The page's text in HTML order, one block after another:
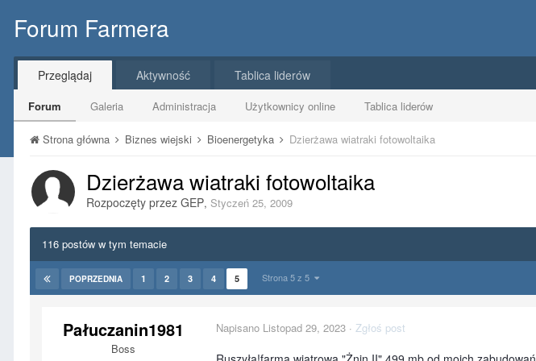
Forum Farmera
Przeglądaj
Forum Galeria Administracja Użytkownicy online Tablica liderów
Aktywność Tablica liderów
Strona główna Biznes wiejski Bioenergetyka Dzierżawa wiatraki fotowoltaika
Dzierżawa wiatraki fotowoltaika
Rozpoczęty przez GEP, Styczeń 25, 2009
116 postów w tym temacie
POPRZEDNIA 1 2 3 4 5 Strona 5 z 5
Pałuczanin1981
Boss
Napisano Listopad 29, 2023 · Zgłoś post